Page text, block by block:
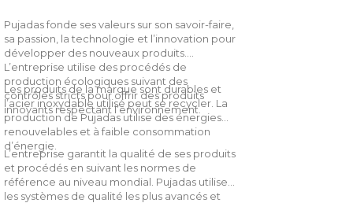
Pujadas fonde ses valeurs sur son savoir-faire,
sa passion, la technologie et l’innovation pour
développer des nouveaux produits.
L’entreprise utilise des procédés de
production écologiques suivant des
contrôles stricts pour offrir des produits
innovants respectant l’environnement.
Les produits de la marque sont durables et
l’acier inoxydable utilisé peut se recycler. La
production de Pujadas utilise des énergies
renouvelables et à faible consommation
d’énergie.
L’entreprise garantit la qualité de ses produits
et procédés en suivant les normes de
référence au niveau mondial. Pujadas utilise
les systèmes de qualité les plus avancés et